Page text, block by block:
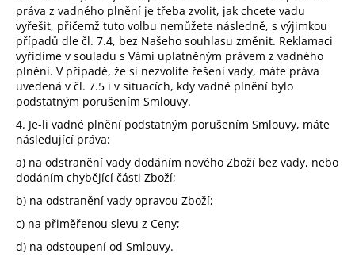
práva z vadného plnění je třeba zvolit, jak chcete vadu
vyřešit, přičemž tuto volbu nemůžete následně, s výjimkou
případů dle čl. 7.4, bez Našeho souhlasu změnit. Reklamaci
vyřídíme v souladu s Vámi uplatněným právem z vadného
plnění. V případě, že si nezvolíte řešení vady, máte práva
uvedená v čl. 7.5 i v situacích, kdy vadné plnění bylo
podstatným porušením Smlouvy.
4. Je-li vadné plnění podstatným porušením Smlouvy, máte
následující práva:
a) na odstranění vady dodáním nového Zboží bez vady, nebo
dodáním chybějící části Zboží;
b) na odstranění vady opravou Zboží;
c) na přiměřenou slevu z Ceny;
d) na odstoupení od Smlouvy.